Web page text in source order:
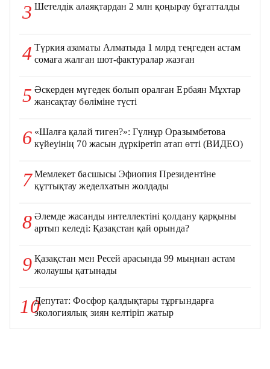
3 Шетелдік алаяқтардан 2 млн қоңырау бұғатталды
4 Түркия азаматы Алматыда 1 млрд теңгеден астам
сомаға жалған шот-фактуралар жазған
5 Әскерден мүгедек болып оралған Ербаян Мұхтар
жансақтау бөліміне түсті
6 «Шалға қалай тиген?»: Гүлнұр Оразымбетова
күйеуінің 70 жасын дүркіретіп атап өтті (ВИДЕО)
7Мемлекет басшысы Эфиопия Президентіне
құттықтау жеделхатын жолдады
8 Әлемде жасанды интеллектіні қолдану қарқыны
артып келеді: Қазақстан қай орында?
9 Қазақстан мен Ресей арасында 99 мыңнан астам
жолаушы қатынады
10Депутат: Фосфор қалдықтары тұрғындарға
экологиялық зиян келтіріп жатыр